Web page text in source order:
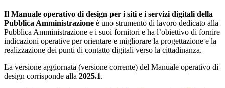
Il Manuale operativo di design per i siti e i servizi digitali della
Pubblica Amministrazione è uno strumento di lavoro dedicato alla
Pubblica Amministrazione e i suoi fornitori e ha l’obiettivo di fornire
indicazioni operative per orientare e migliorare la progettazione e la
realizzazione dei punti di contatto digitali verso la cittadinanza.
La versione aggiornata (versione corrente) del Manuale operativo di
design corrisponde alla 2025.1.